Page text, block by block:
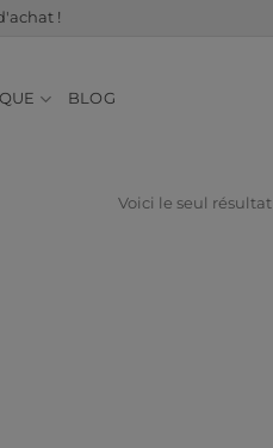
!
BLOG
Voici le seul résultat